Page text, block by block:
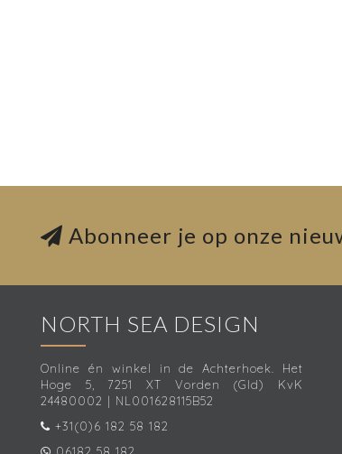
Abonneer je op onze
NORTH SEA DESIGN
Online én winkel in de Achterhoek. Het
Hoge 5, 7251 XT Vorden (Gld) KvK
24480002 | NL001628115B52
+31(0)6 182 58 182